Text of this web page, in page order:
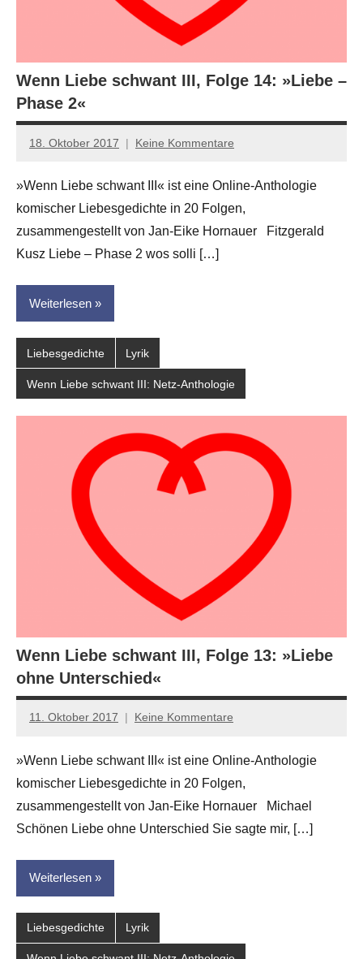
Wenn Liebe schwant III, Folge 14: »Liebe –
Phase 2«
18. Oktober 2017
Jan-
Hornauer
für
dasgedichtblog
Keine Kommentare
»Wenn Liebe schwant III« ist eine Online-Anthologie
komischer Liebesgedichte in 20 Folgen,
zusammengestellt von Jan-Eike Hornauer Fitzgerald
Kusz Liebe – Phase 2 wos solli […]
Weiterlesen
Liebesgedichte Lyrik
Wenn Liebe schwant III: Netz-Anthologie
Wenn Liebe schwant III, Folge 13: »Liebe
ohne Unterschied«
11. Oktober 2017
Jan-
Hornauer
für
dasgedichtblog
Keine Kommentare
»Wenn Liebe schwant III« ist eine Online-Anthologie
komischer Liebesgedichte in 20 Folgen,
zusammengestellt von Jan-Eike Hornauer Michael
Schönen Liebe ohne Unterschied Sie sagte mir, […]
Weiterlesen
Liebesgedichte Lyrik